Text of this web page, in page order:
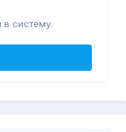
в систему.